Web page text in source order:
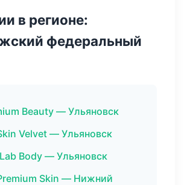
в регионе:
федеральный
Beauty — Ульяновск
Velvet — Ульяновск
Body — Ульяновск
Skin — Нижний